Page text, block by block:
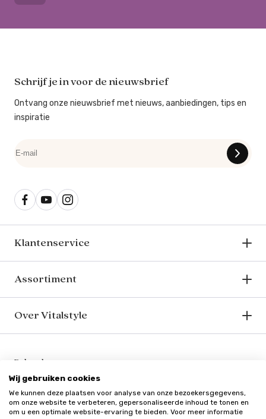
Schrijf je in voor de nieuwsbrief
Ontvang onze nieuwsbrief met nieuws, aanbiedingen, tips en
inspiratie
Klantenservice
Assortiment
Over Vitalstyle
Bekend van o.a.
Wij gebruiken cookies
We kunnen deze plaatsen voor analyse van onze bezoekersgegevens,
om onze website te verbeteren, gepersonaliseerde inhoud te tonen en
om u een optimale website-ervaring te bieden. Voor meer informatie